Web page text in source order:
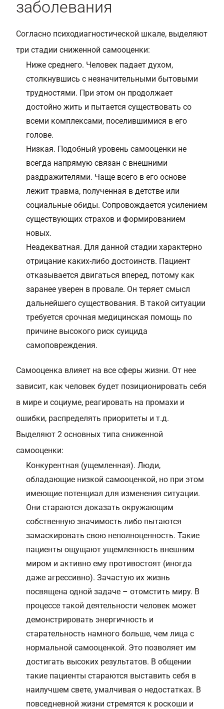
заболевания
Согласно психодиагностической шкале, выделяют
три стадии сниженной самооценки:
Ниже среднего. Человек падает духом,
столкнувшись с незначительными бытовыми
трудностями. При этом он продолжает
достойно жить и пытается существовать со
всеми комплексами, поселившимися в его
голове.
Низкая. Подобный уровень самооценки не
всегда напрямую связан с внешними
раздражителями. Чаще всего в его основе
лежит травма, полученная в детстве или
социальные обиды. Сопровождается усилением
существующих страхов и формированием
новых.
Неадекватная. Для данной стадии характерно
отрицание каких-либо достоинств. Пациент
отказывается двигаться вперед, потому как
заранее уверен в провале. Он теряет смысл
дальнейшего существования. В такой ситуации
требуется срочная медицинская помощь по
причине высокого риск суицида
самоповреждения.
Самооценка влияет на все сферы жизни. От нее
зависит, как человек будет позиционировать себя
в мире и социуме, реагировать на промахи и
ошибки, распределять приоритеты и т.д.
Выделяют 2 основных типа сниженной
самооценки:
Конкурентная (ущемленная). Люди,
обладающие низкой самооценкой, но при этом
имеющие потенциал для изменения ситуации.
Они стараются доказать окружающим
собственную значимость либо пытаются
замаскировать свою неполноценность. Такие
пациенты ощущают ущемленность внешним
миром и активно ему противостоят (иногда
даже агрессивно). Зачастую их жизнь
посвящена одной задаче – отомстить миру. В
процессе такой деятельности человек может
демонстрировать энергичность и
старательность намного больше, чем лица с
нормальной самооценкой. Это позволяет им
достигать высоких результатов. В общении
такие пациенты стараются выставить себя в
наилучшем свете, умалчивая о недостатках. В
повседневной жизни стремятся к роскоши и